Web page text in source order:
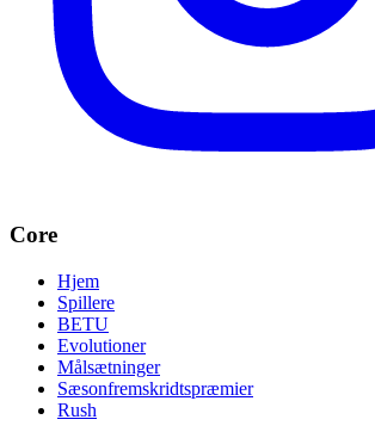
Core
Hjem
Spillere
BETU
Evolutioner
Målsætninger
Sæsonfremskridtspræmier
Rush